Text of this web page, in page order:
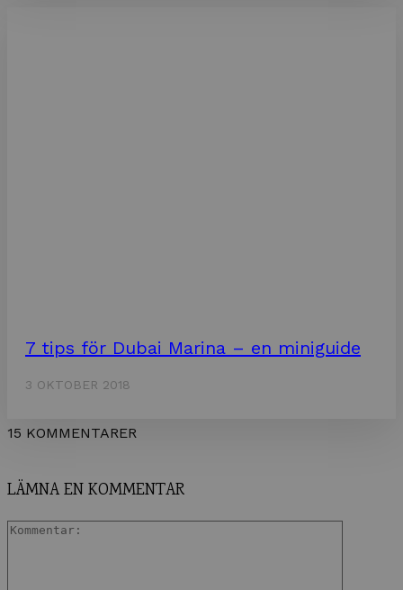
7 tips för Dubai Marina – en miniguide
3 OKTOBER 2018
15 KOMMENTARER
LÄMNA EN KOMMENTAR